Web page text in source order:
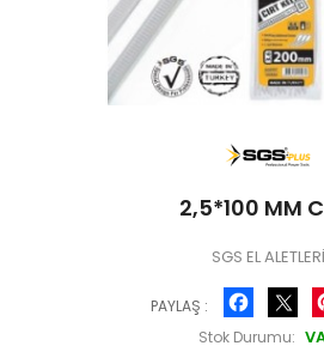
2,5*100 MM
SGS EL ALETLERİ
PAYLAŞ :
Stok Durumu: